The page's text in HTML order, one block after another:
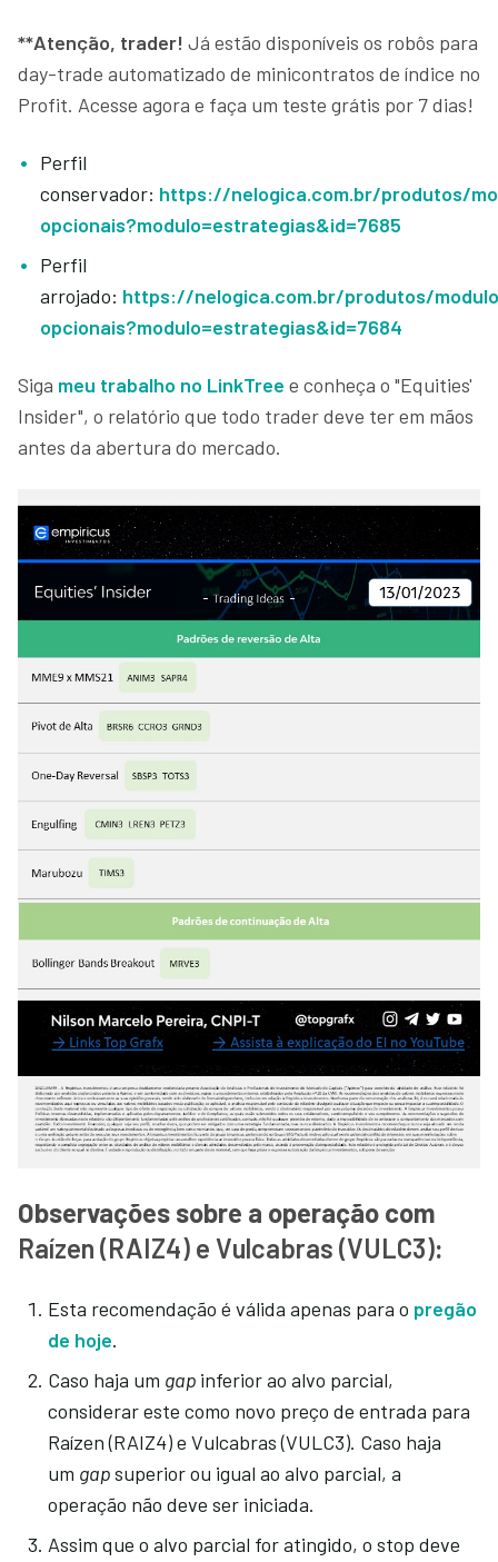
**Atenção, trader! Já estão disponíveis os robôs para
day-trade automatizado de minicontratos de índice no
Profit. Acesse agora e faça um teste grátis por 7 dias!
Perfil
conservador: https://nelogica.com.br/produtos/
opcionais?modulo=estrategias&id=7685
Perfil
arrojado: https://nelogica.com.br/produtos/
opcionais?modulo=estrategias&id=7684
Siga meu trabalho no LinkTree e conheça o "Equities'
Insider", o relatório que todo trader deve ter em mãos
antes da abertura do mercado.
Observações sobre a operação com
Raízen (RAIZ4) e Vulcabras (VULC3):
Esta recomendação é válida apenas para o pregão
de hoje.
Caso haja um gap inferior ao alvo parcial,
considerar este como novo preço de entrada para
Raízen (RAIZ4) e Vulcabras (VULC3). Caso haja
um gapsuperior ou igual ao alvo parcial, a
operação não deve ser iniciada.
Assim que o alvo parcial for atingido, o stop deve